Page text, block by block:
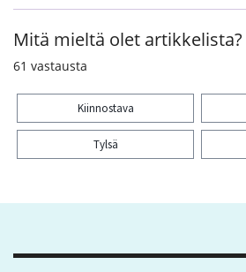
Mitä mieltä olet artikkelista?
61 vastausta
Kiinnostava
Tylsä